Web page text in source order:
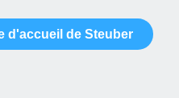
d'accueil de Steuber